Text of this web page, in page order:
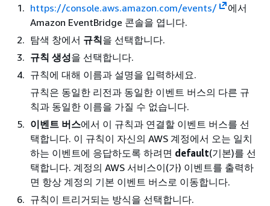
https://console.aws.amazon.com/events/
에서
Amazon EventBridge 콘솔을 엽니다.
탐색 창에서 규칙을 선택합니다.
규칙 생성을 선택합니다.
규칙에 대해 이름과 설명을 입력하세요.
규칙은 동일한 리전과 동일한 이벤트 버스의 다른 규
칙과 동일한 이름을 가질 수 없습니다.
이벤트 버스에서 이 규칙과 연결할 이벤트 버스를 선
택합니다. 이 규칙이 자신의 AWS 계정에서 오는 일치
하는 이벤트에 응답하도록 하려면 default(기본)를 선
택합니다. 계정의 AWS 서비스이(가) 이벤트를 출력하
면 항상 계정의 기본 이벤트 버스로 이동합니다.
규칙이 트리거되는 방식을 선택합니다.